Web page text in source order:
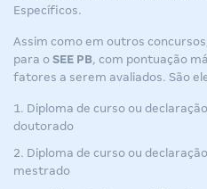
Específicos.
Assim como em outros concursos
para o SEE PB, com pontuação
fatores a serem avaliados. São
Diploma de curso ou
doutorado
Diploma de curso ou
mestrado